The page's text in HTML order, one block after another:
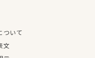
ついて
文